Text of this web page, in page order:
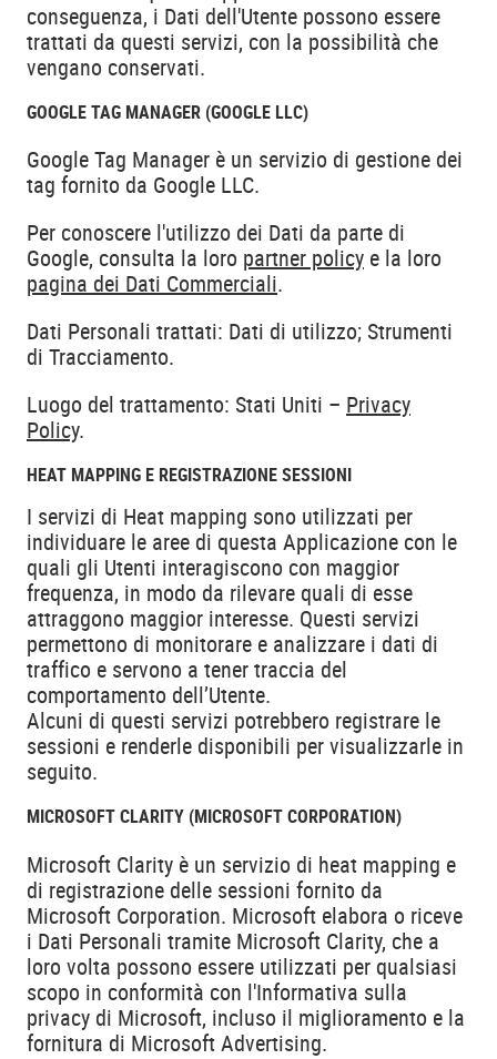
conseguenza, i Dati dell'Utente possono essere
trattati da questi servizi, con la possibilità che
vengano conservati.
GOOGLE TAG MANAGER (GOOGLE LLC)
Google Tag Manager è un servizio di gestione dei
tag fornito da Google LLC.
Per conoscere l'utilizzo dei Dati da parte di
Google, consulta la loro partner policy e la loro
pagina dei Dati Commerciali.
Dati Personali trattati: Dati di utilizzo; Strumenti
di Tracciamento.
Luogo del trattamento: Stati Uniti – Privacy
Policy.
HEAT MAPPING E REGISTRAZIONE SESSIONI
I servizi di Heat mapping sono utilizzati per
individuare le aree di questa Applicazione con le
quali gli Utenti interagiscono con maggior
frequenza, in modo da rilevare quali di esse
attraggono maggior interesse. Questi servizi
permettono di monitorare e analizzare i dati di
traffico e servono a tener traccia del
comportamento dell’Utente.
Alcuni di questi servizi potrebbero registrare le
sessioni e renderle disponibili per visualizzarle in
seguito.
MICROSOFT CLARITY (MICROSOFT CORPORATION)
Microsoft Clarity è un servizio di heat mapping e
di registrazione delle sessioni fornito da
Microsoft Corporation. Microsoft elabora o riceve
i Dati Personali tramite Microsoft Clarity, che a
loro volta possono essere utilizzati per qualsiasi
scopo in conformità con l'Informativa sulla
privacy di Microsoft, incluso il miglioramento e la
fornitura di Microsoft Advertising.